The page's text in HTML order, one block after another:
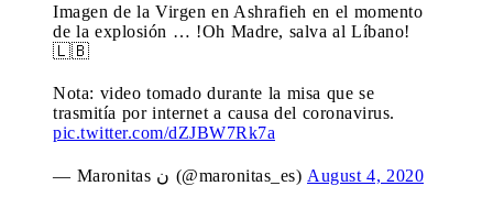
Imagen de la Virgen en Ashrafieh en el momento
de la explosión … !Oh Madre, salva al Líbano!
🇱🇧
Nota: video tomado durante la misa que se
trasmitía por internet a causa del coronavirus.
pic.twitter.com/dZJBW7Rk7a
— Maronitas ن (@maronitas_es) August 4, 2020